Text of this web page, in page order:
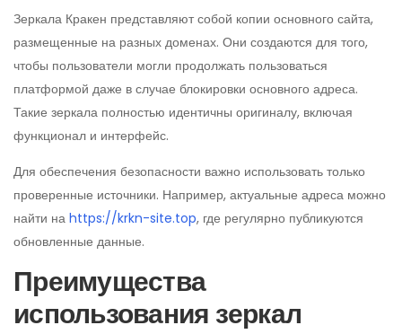
Зеркала Кракен представляют собой копии основного сайта,
размещенные на разных доменах. Они создаются для того,
чтобы пользователи могли продолжать пользоваться
платформой даже в случае блокировки основного адреса.
Такие зеркала полностью идентичны оригиналу, включая
функционал и интерфейс.
Для обеспечения безопасности важно использовать только
проверенные источники. Например, актуальные адреса можно
найти на https://krkn-site.top, где регулярно публикуются
обновленные данные.
Преимущества
использования зеркал